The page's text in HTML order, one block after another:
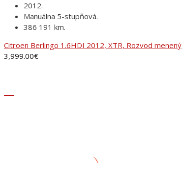
2012.
Manuálna 5-stupňová.
386 191 km.
Citroen Berlingo 1.6HDI 2012, XTR, Rozvod menený
3,999.00€